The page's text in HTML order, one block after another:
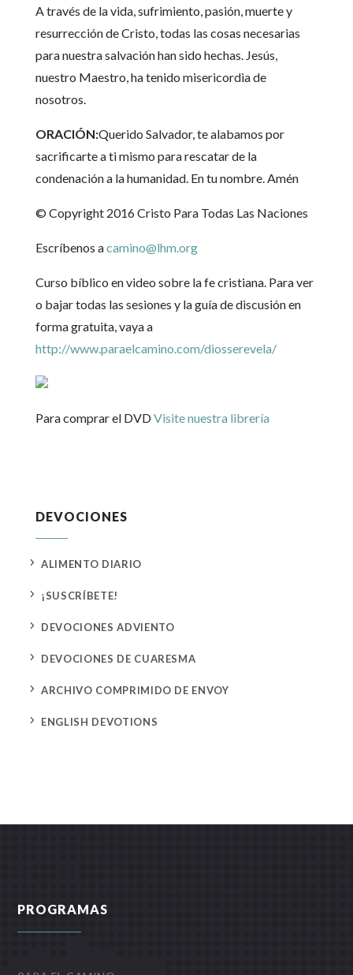
A través de la vida, sufrimiento, pasión, muerte y
resurrección de Cristo, todas las cosas necesarias
para nuestra salvación han sido hechas. Jesús,
nuestro Maestro, ha tenido misericordia de
nosotros.
ORACIÓN:Querido Salvador, te alabamos por
sacrificarte a ti mismo para rescatar de la
condenación a la humanidad. En tu nombre. Amén
© Copyright 2016 Cristo Para Todas Las Naciones
Escríbenos acamino@lhm.org
Curso bíblico en video sobre la fe cristiana. Para ver
o bajar todas las sesiones y la guía de discusión en
forma gratuita, vaya a
http://www.paraelcamino.com/diosserevela/
Para comprar el DVDVisite nuestra librería
DEVOCIONES
5 ALIMENTO DIARIO
5 ¡SUSCRÍBETE!
5 DEVOCIONES ADVIENTO
5 DEVOCIONES DE CUARESMA
5 ARCHIVO COMPRIMIDO DE ENVOY
5 ENGLISH DEVOTIONS
PROGRAMAS